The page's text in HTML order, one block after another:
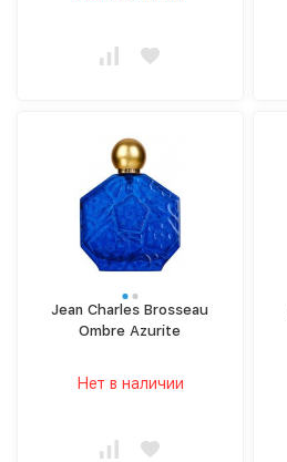
Jean Charles Brosseau
Ombre Azurite
Нет в наличии